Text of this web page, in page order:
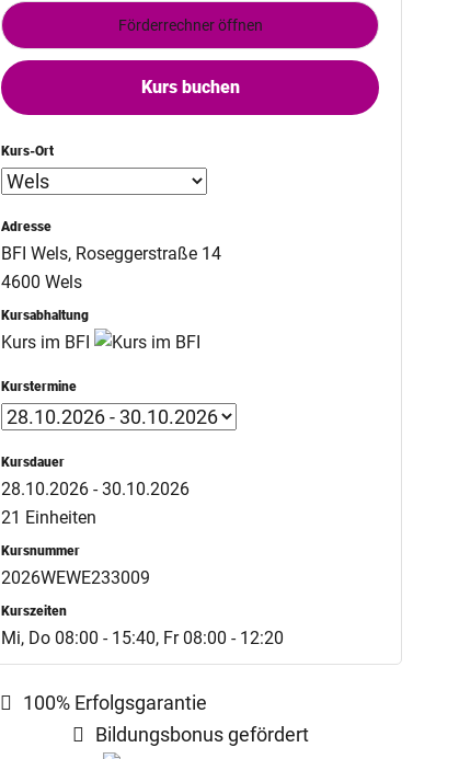
Kurs-Ort
Adresse
BFI Wels, Roseggerstraße 14
4600 Wels
Kursabhaltung
Kurs im BFI
Kurstermine
Kursdauer
28.10.2026 - 30.10.2026
21 Einheiten
Kursnummer
2026WEWE233009
Kurszeiten
Mi, Do 08:00 - 15:40, Fr 08:00 - 12:20
Förderrechner öffnen
Kurs buchen
100% Erfolgsgarantie
Bildungsbonus gefördert